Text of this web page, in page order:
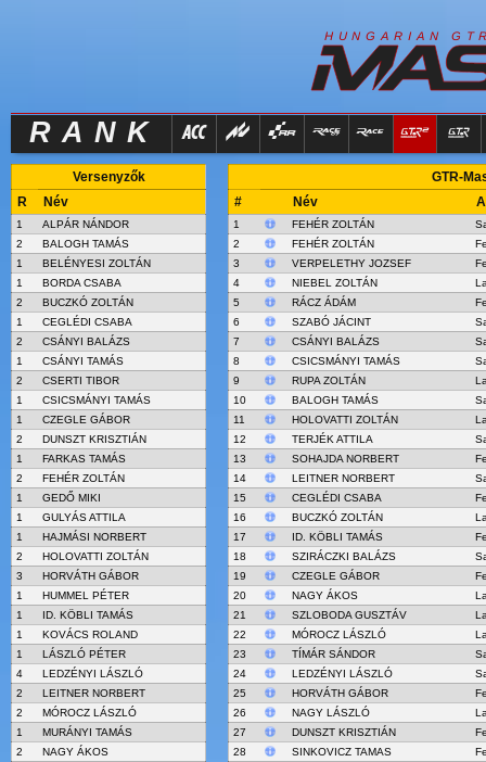
H U N G A R I A N G T
RANK
Versenyzők
R
Név
1
ALPÁR NÁNDOR
2
BALOGH TAMÁS
1
BELÉNYESI ZOLTÁN
1
BORDA CSABA
2
BUCZKÓ ZOLTÁN
1
CEGLÉDI CSABA
2
CSÁNYI BALÁZS
1
CSÁNYI TAMÁS
2
CSERTI TIBOR
1
CSICSMÁNYI TAMÁS
1
CZEGLE GÁBOR
2
DUNSZT KRISZTIÁN
1
FARKAS TAMÁS
2
FEHÉR ZOLTÁN
1
GEDŐ MIKI
1
GULYÁS ATTILA
1
HAJMÁSI NORBERT
2
HOLOVATTI ZOLTÁN
3
HORVÁTH GÁBOR
1
HUMMEL PÉTER
1
ID. KÖBLI TAMÁS
1
KOVÁCS ROLAND
1
LÁSZLÓ PÉTER
4
LEDZÉNYI LÁSZLÓ
2
LEITNER NORBERT
2
MÓROCZ LÁSZLÓ
1
MURÁNYI TAMÁS
2
NAGY ÁKOS
GTR-
#
Név
1 FEHÉR ZOLTÁN
2
FEHÉR ZOLTÁN
3
VERPELETHY JOZSEF
4
NIEBEL ZOLTÁN
5
RÁCZ ÁDÁM
6
SZABÓ JÁCINT
7
CSÁNYI BALÁZS
8
CSICSMÁNYI TAMÁS
9
RUPA ZOLTÁN
10
BALOGH TAMÁS
11
HOLOVATTI ZOLTÁN
12
TERJÉK ATTILA
13
SOHAJDA NORBERT
14
LEITNER NORBERT
15
CEGLÉDI CSABA
16
BUCZKÓ ZOLTÁN
17
ID. KÖBLI TAMÁS
18
SZIRÁCZKI BALÁZS
19
CZEGLE GÁBOR
20
NAGY ÁKOS
21
SZLOBODA GUSZTÁV
22
MÓROCZ LÁSZLÓ
23
TÍMÁR SÁNDOR
24
LEDZÉNYI LÁSZLÓ
25
HORVÁTH GÁBOR
26
NAGY LÁSZLÓ
27
DUNSZT KRISZTIÁN
28
SINKOVICZ TAMAS